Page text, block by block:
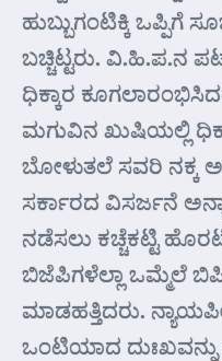
ಹುಬ್ಬುಗಂಟಿಕ್ಕಿ ಒಪ್ಪಿಗೆ
ಬಚ್ಚಿಟ್ಟರು. ವಿ.ಹಿ.ಪ.ನ
ಧಿಕ್ಕಾರ
ಮಗುವಿನ ಖುಷಿಯಲ್ಲಿ
ಬೋಳುತಲೆ ಸವರಿ ನಕ್ಕ
ಸರ್ಕಾರದ ವಿಸರ್ಜನೆ
ನಡೆಸಲು ಕಚ್ಚೆಕಟ್ಟಿ
ಬಿಜೆಪಿಗಳೆಲ್ಲಾ ಒಮ್ಮೆಲೆ
ಮಾಡಹತ್ತಿದರು.
ಒಂಟಿಯಾದ